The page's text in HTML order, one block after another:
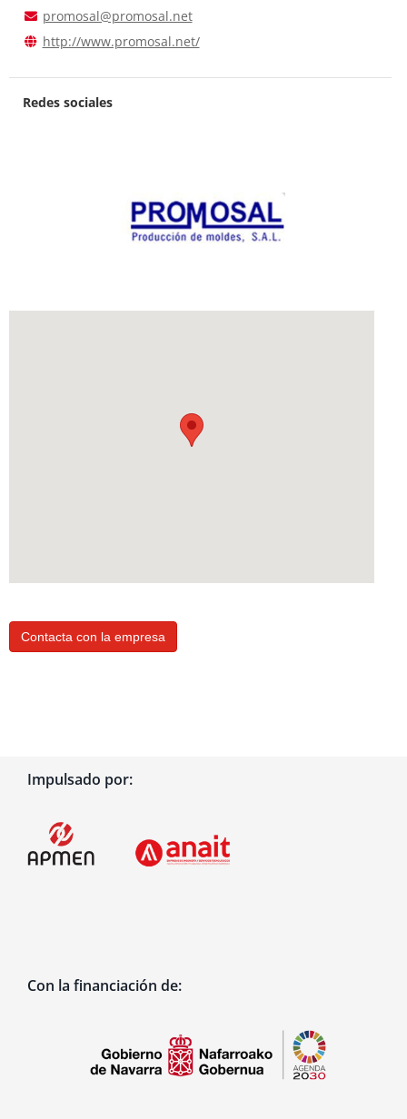
promosal@promosal.net
http://www.promosal.net/
Redes sociales
Contacta con la empresa
Impulsado por:
Con la financiación de: